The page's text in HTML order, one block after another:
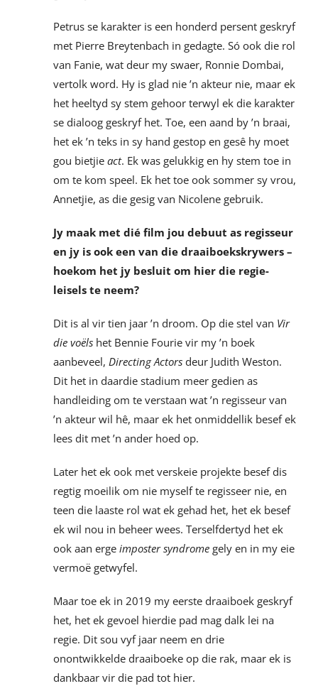
Petrus se karakter is een honderd persent geskryf
met Pierre Breytenbach in gedagte. Só ook die rol
van Fanie, wat deur my swaer, Ronnie Dombai,
vertolk word. Hy is glad nie ’n akteur nie, maar ek
het heeltyd sy stem gehoor terwyl ek die karakter
se dialoog geskryf het. Toe, een aand by ’n braai,
het ek ’n teks in sy hand gestop en gesê hy moet
gou bietjie act. Ek was gelukkig en hy stem toe in
om te kom speel. Ek het toe ook sommer sy vrou,
Annetjie, as die gesig van Nicolene gebruik.
Jy maak met dié film jou debuut as regisseur
en jy is ook een van die draaiboekskrywers –
hoekom het jy besluit om hier die regie-
leisels te neem?
Dit is al vir tien jaar ’n droom. Op die stel van Vir
die voëls het Bennie Fourie vir my ’n boek
aanbeveel, Directing Actorsdeur Judith Weston.
Dit het in daardie stadium meer gedien as
handleiding om te verstaan wat ’n regisseur van
’n akteur wil hê, maar ek het onmiddellik besef ek
lees dit met ’n ander hoed op.
Later het ek ook met verskeie projekte besef dis
regtig moeilik om nie myself te regisseer nie, en
teen die laaste rol wat ek gehad het, het ek besef
ek wil nou in beheer wees. Terselfdertyd het ek
ook aan erge imposter syndrome gely en in my eie
vermoë getwyfel.
Maar toe ek in 2019 my eerste draaiboek geskryf
het, het ek gevoel hierdie pad mag dalk lei na
regie. Dit sou vyf jaar neem en drie
onontwikkelde draaiboeke op die rak, maar ek is
dankbaar vir die pad tot hier.